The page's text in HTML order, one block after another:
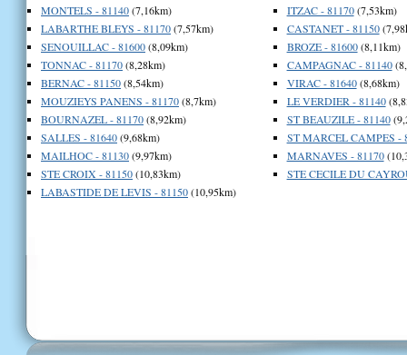
MONTELS - 81140(7,16km)
LABARTHE BLEYS - 81170(7,57km)
SENOUILLAC - 81600(8,09km)
TONNAC - 81170(8,28km)
BERNAC - 81150(8,54km)
MOUZIEYS PANENS - 81170(8,7km)
BOURNAZEL - 81170(8,92km)
SALLES - 81640(9,68km)
MAILHOC - 81130(9,97km)
STE CROIX - 81150(10,83km)
LABASTIDE DE LEVIS - 81150(10,95km)
ITZAC - 81170(7,53km)
CASTANET - 81150
BROZE - 81600(8,11km)
CAMPAGNAC - 81140
VIRAC - 81640(8,68km)
LE VERDIER - 81140
ST BEAUZILE - 81140
ST MARCEL CAMPES -
MARNAVES - 81170
STE CECILE DU